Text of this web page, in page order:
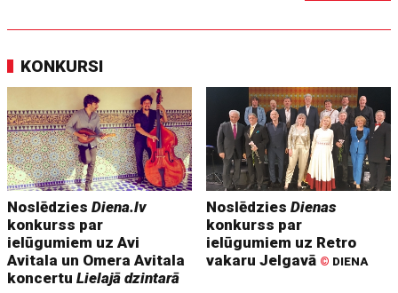
KONKURSI
NoslēdziesDiena.lv
konkurss par
ielūgumiem uz Avi
Avitala un Omera Avitala
koncertuLielajā dzintarā
NoslēdziesDienas
konkurss par
ielūgumiem uz Retro
vakaru Jelgavā © DIENA